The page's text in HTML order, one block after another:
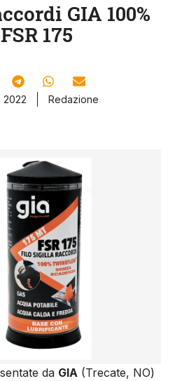
GIA 100%
175
2022
Redazione
da GIA (Trecate, NO)